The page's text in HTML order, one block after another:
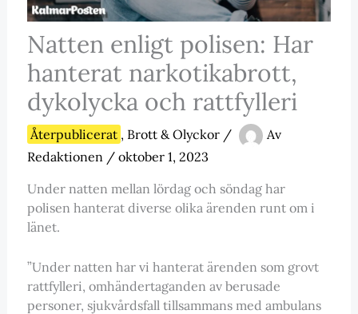
Natten enligt polisen: Har
hanterat narkotikabrott,
dykolycka och rattfylleri
Återpublicerat , Brott & Olyckor/
Av
Redaktionen / oktober 1, 2023
Under natten mellan lördag och söndag har
polisen hanterat diverse olika ärenden runt om i
länet.
”Under natten har vi hanterat ärenden som grovt
rattfylleri, omhändertaganden av berusade
personer, sjukvårdsfall tillsammans med ambulans